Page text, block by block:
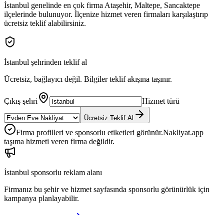
İstanbul genelinde en çok firma Ataşehir, Maltepe, Sancaktepe
ilçelerinde bulunuyor. İlçenize hizmet veren firmaları karşılaştırıp
ücretsiz teklif alabilirsiniz.
İstanbul şehrinden teklif al
Ücretsiz, bağlayıcı değil. Bilgiler teklif akışına taşınır.
Çıkış şehri Hizmet türü
Ücretsiz Teklif Al
Firma profilleri ve sponsorlu etiketleri görünür.Nakliyat.app
taşıma hizmeti veren firma değildir.
İstanbul sponsorlu reklam alanı
Firmanız bu şehir ve hizmet sayfasında sponsorlu görünürlük için
kampanya planlayabilir.